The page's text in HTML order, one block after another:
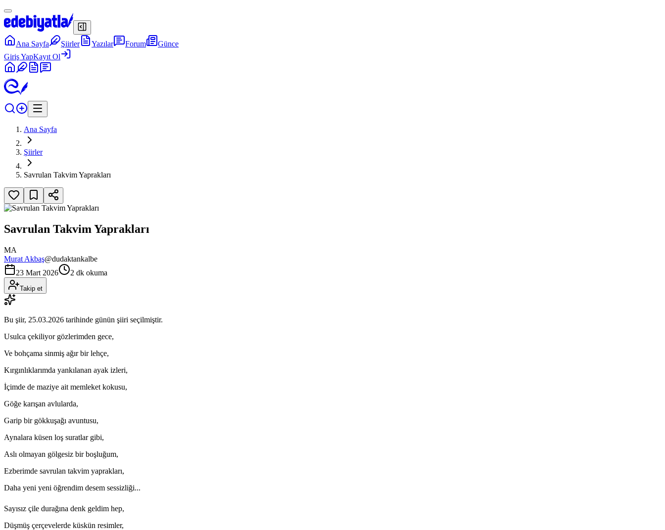
Ana Sayfa Şiirler Yazılar Forum
Günce
Giriş YapKayıt Ol
Ana Sayfa
Şiirler
Savrulan Takvim Yaprakları
Savrulan Takvim Yaprakları
MA
Murat Akbaş@dudaktankalbe
23 Mart 2026
2 dk okuma
Takip et
Bu şiir, 25.03.2026 tarihinde günün şiiri seçilmiştir.
Usulca çekiliyor gözlerimden gece,
Ve bohçama sinmiş ağır bir lehçe,
Kırgınlıklarımda yankılanan ayak izleri,
İçimde de maziye ait memleket kokusu,
Göğe karışan avlularda,
Garip bir gökkuşağı avuntusu,
Aynalara küsen loş suratlar gibi,
Aslı olmayan gölgesiz bir boşluğum,
Ezberimde savrulan takvim yaprakları,
Daha yeni yeni öğrendim desem sessizliği...
Sayısız çile durağına denk geldim hep,
Düşmüş çerçevelerde küskün resimler,